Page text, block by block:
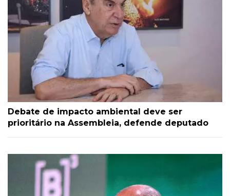
Debate de impacto ambiental deve ser
prioritário na Assembleia, defende deputado